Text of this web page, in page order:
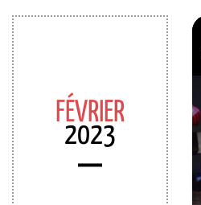
FÉVRIER
2023